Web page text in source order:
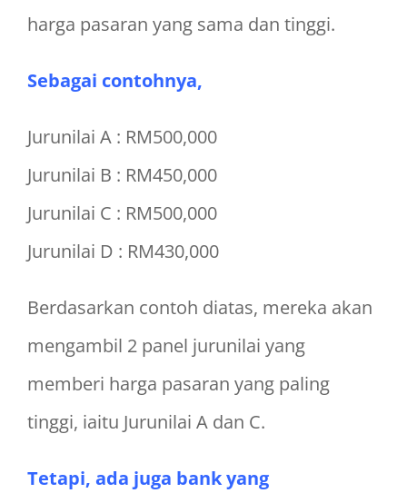
harga pasaran yang sama dan tinggi.
Sebagai contohnya,
Jurunilai A : RM500,000
Jurunilai B : RM450,000
Jurunilai C : RM500,000
Jurunilai D : RM430,000
Berdasarkan contoh diatas, mereka akan
mengambil 2 panel jurunilai yang
memberi harga pasaran yang paling
tinggi, iaitu Jurunilai A dan C.
Tetapi, ada juga bank yang